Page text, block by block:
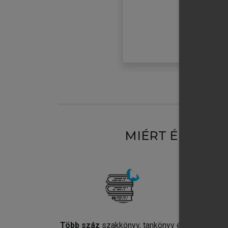
MIÉRT
Több száz szakkönyv, tankönyv és